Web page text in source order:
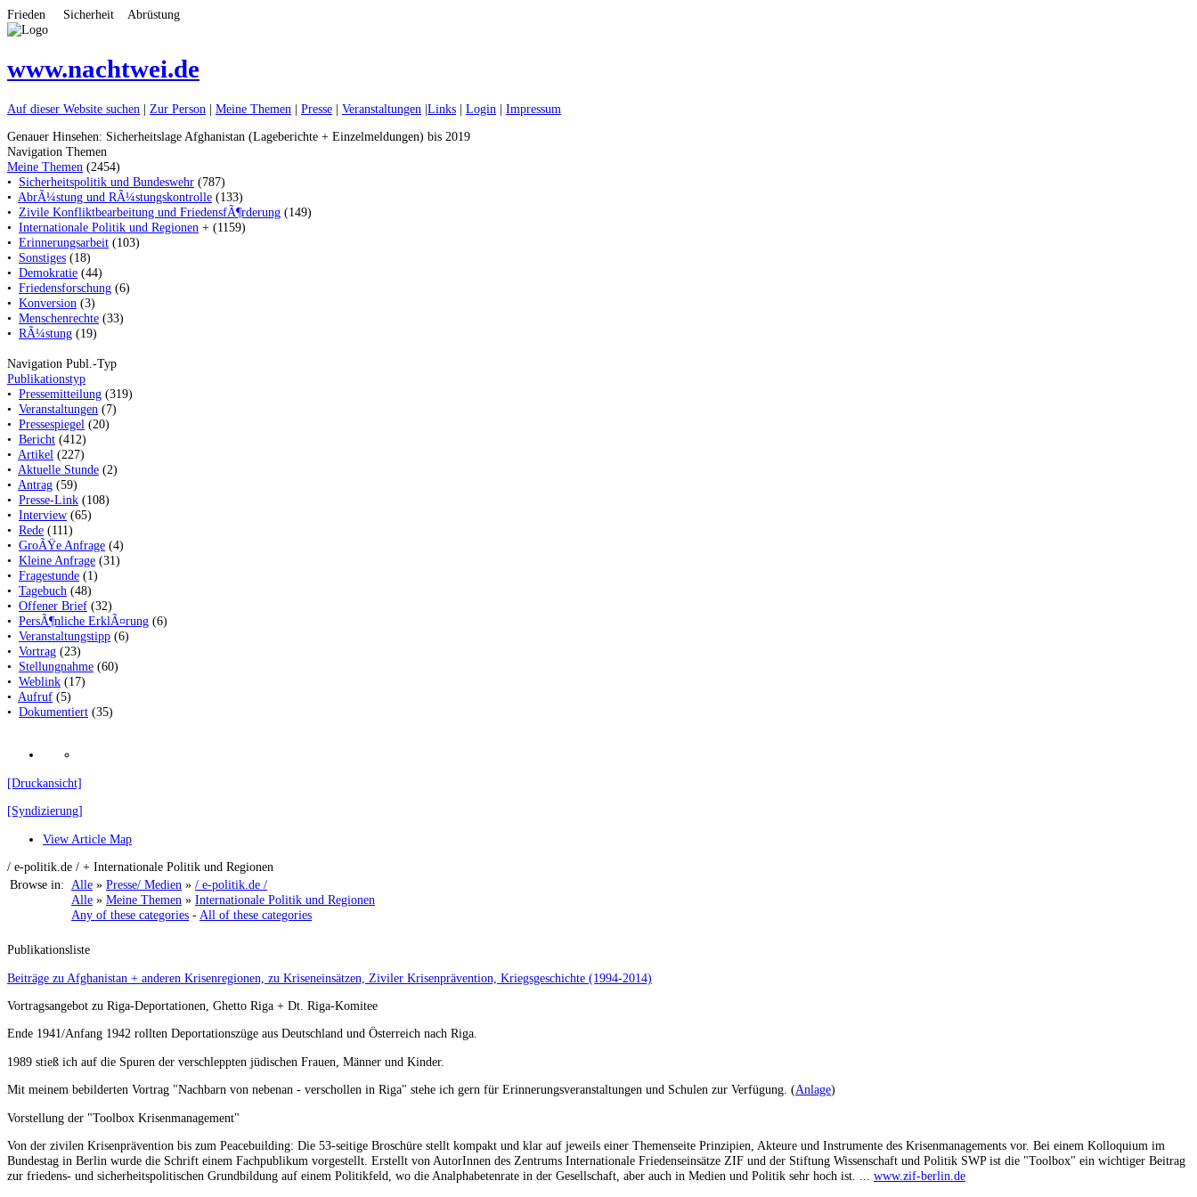
Frieden Sicherheit Abrüstung
www.nachtwei.de
Auf dieser Website suchen | Zur Person | Meine Themen | Presse | Veranstaltungen |Links | Login | Impressum
Genauer Hinsehen: Sicherheitslage Afghanistan (Lageberichte + Einzelmeldungen) bis 2019
Navigation Themen
Meine Themen (2454)
• Sicherheitspolitik und Bundeswehr (787)
• AbrÃ¼stung und RÃ¼stungskontrolle (133)
• Zivile Konfliktbearbeitung und FriedensfÃ¶rderung (149)
• Internationale Politik und Regionen + (1159)
• Erinnerungsarbeit (103)
• Sonstiges (18)
• Demokratie (44)
• Friedensforschung (6)
• Konversion (3)
• Menschenrechte (33)
• RÃ¼stung (19)
Navigation Publ.-Typ
Publikationstyp
• Pressemitteilung (319)
• Veranstaltungen (7)
• Pressespiegel (20)
• Bericht (412)
• Artikel (227)
• Aktuelle Stunde (2)
• Antrag (59)
• Presse-Link (108)
• Interview (65)
• Rede (111)
• GroÃŸe Anfrage (4)
• Kleine Anfrage (31)
• Fragestunde (1)
• Tagebuch (48)
• Offener Brief (32)
• PersÃ¶nliche ErklÃ¤rung (6)
• Veranstaltungstipp (6)
• Vortrag (23)
• Stellungnahme (60)
• Weblink (17)
• Aufruf (5)
• Dokumentiert (35)
[Druckansicht]
[Syndizierung]
View Article Map
/ e-politik.de / + Internationale Politik und Regionen
Browse in:
Alle » Presse/ Medien » / e-politik.de /
Alle » Meine Themen » Internationale Politik und Regionen
Any of these categories - All of these categories
Publikationsliste
Beiträge zu Afghanistan + anderen Krisenregionen, zu Kriseneinsätzen, Ziviler Krisenprävention, Kriegsgeschichte (1994-2014)
Vortragsangebot zu Riga-Deportationen, Ghetto Riga + Dt. Riga-Komitee
Ende 1941/Anfang 1942 rollten Deportationszüge aus Deutschland und Österreich nach Riga.
1989 stieß ich auf die Spuren der verschleppten jüdischen Frauen, Männer und Kinder.
Mit meinem bebilderten Vortrag "Nachbarn von nebenan - verschollen in Riga" stehe ich gern für Erinnerungsveranstaltungen und Schulen zur Verfügung. (Anlage)
Vorstellung der "Toolbox Krisenmanagement"
Von der zivilen Krisenprävention bis zum Peacebuilding: Die 53-seitige Broschüre stellt kompakt und klar auf jeweils einer Themenseite Prinzipien, Akteure und Instrumente des Krisenmanagements vor. Bei einem Kolloquium im
Bundestag in Berlin wurde die Schrift einem Fachpublikum vorgestellt. Erstellt von AutorInnen des Zentrums Internationale Friedenseinsätze ZIF und der Stiftung Wissenschaft und Politik SWP ist die "Toolbox" ein wichtiger Beitrag
zur friedens- und sicherheitspolitischen Grundbildung auf einem Politikfeld, wo die Analphabetenrate in der Gesellschaft, aber auch in Medien und Politik sehr hoch ist. ... www.zif-berlin.de